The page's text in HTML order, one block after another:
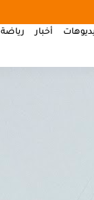
أخبار رياضة